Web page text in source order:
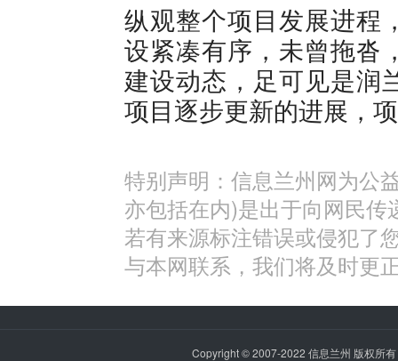
纵观整个项目发展进程
设紧凑有序，未曾拖沓
建设动态，足可见是润
项目逐步更新的进展，
特别声明：信息兰州网为公
亦包括在内)是出于向网民
若有来源标注错误或侵犯了
与本网联系，我们将及时更
Copyright © 2007-2022 信息兰州 版权所